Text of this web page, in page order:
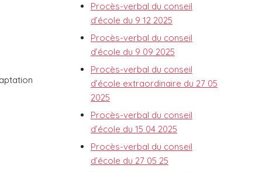
Procès-verbal du conseil
d’école du 9 12 2025
Procès-verbal du conseil
d’école du 9 09 2025
Procès-verbal du conseil
d’école extraordinaire du 27 05
2025
Procès-verbal du conseil
d’école du 15 04 2025
Procès-verbal du conseil
d’école du 27 05 25